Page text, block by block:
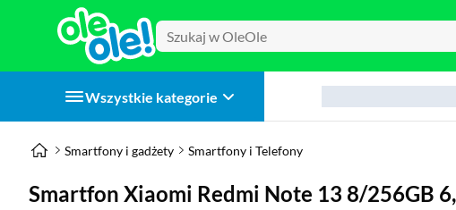
Wszystkie kategorie
Smartfony i gadżety Smartfony i Telefony
Smartfon Xiaomi Redmi Note 13 8/256GB